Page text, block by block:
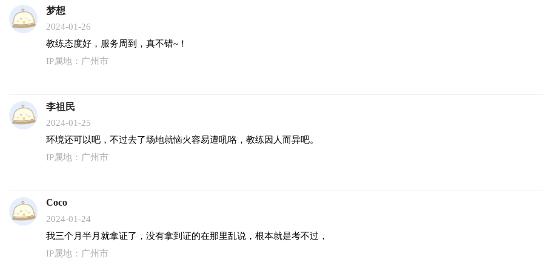
梦想
2024-01-26
教练态度好，服务周到，真不错~！
IP属地：广州市
李祖民
2024-01-25
环境还可以吧，不过去了场地就恼火容易遭吼咯，教练因人而异吧。
IP属地：广州市
Coco
2024-01-24
我三个月半月就拿证了，没有拿到证的在那里乱说，根本就是考不过，
IP属地：广州市